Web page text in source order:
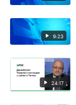
9:23
24:17